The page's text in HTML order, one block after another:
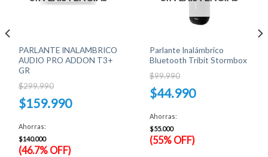
PARLANTE INALAMBRICO
AUDIO PRO ADDON T3+
GR
$299.990
El
precio
original
$299.990.
$159.990
precio
actual
es:
$159.990.
Ahorras:
$140.000
(46.7% OFF)
Parlante Inalámbrico
Bluetooth Tribit Stormbox
$99.990
El
precio
original
$99.990.
$44.990
precio
actual
es:
$44.990.
Ahorras:
$55.000
(55% OFF)